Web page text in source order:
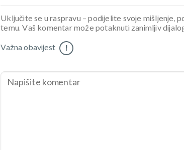
Uključite se u raspravu – podijelite svoje mišljenje,
temu. Vaš komentar može potaknuti zanimljiv
Važna obavijest !